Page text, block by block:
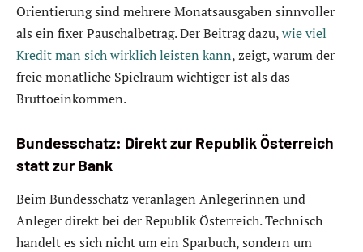
Orientierung sind mehrere Monatsausgaben sinnvoller
als ein fixer Pauschalbetrag. Der Beitrag dazu,wie viel
Kredit man sich wirklich leisten kann, zeigt, warum der
freie monatliche Spielraum wichtiger ist als das
Bruttoeinkommen.
Bundesschatz: Direkt zur Republik Österreich
statt zur Bank
Beim Bundesschatz veranlagen Anlegerinnen und
Anleger direkt bei der Republik Österreich. Technisch
handelt es sich nicht um ein Sparbuch, sondern um